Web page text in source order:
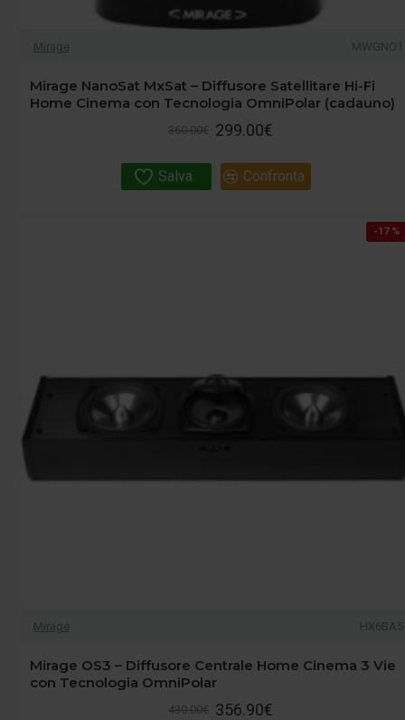
Mirage MWGNO1
Mirage NanoSat MxSat – Diffusore Satellitare Hi-Fi
Home Cinema con Tecnologia OmniPolar (cadauno)
299.00€
360.00€
Salva Confronta
-17 %
Mirage HX6BA5
Mirage OS3 – Diffusore Centrale Home Cinema 3 Vie
con Tecnologia OmniPolar
356.90€
430.00€